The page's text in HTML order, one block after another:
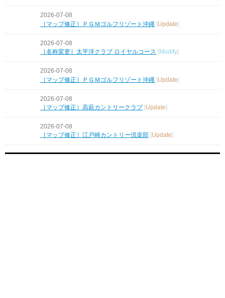
2026-07-08
［マップ修正］ＰＧＭゴルフリゾート沖縄 [Update]
2026-07-08
［名称変更］太平洋クラブ ロイヤルコース [Modify]
2026-07-08
［マップ修正］ＰＧＭゴルフリゾート沖縄 [Update]
2026-07-08
［マップ修正］高萩カントリークラブ [Update]
2026-07-08
［マップ修正］江戸崎カントリー倶楽部 Update